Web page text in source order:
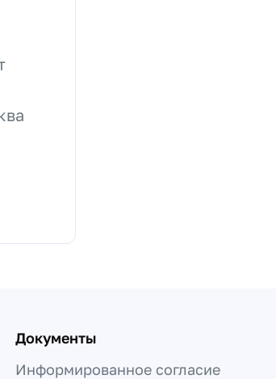
Документы
Информированное согласие